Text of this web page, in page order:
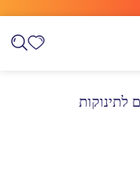
לתינוקות